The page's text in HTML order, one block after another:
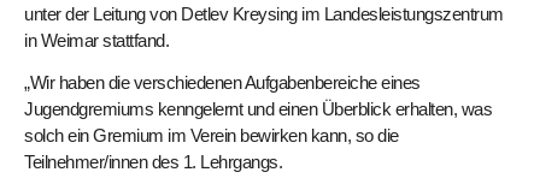
unter der Leitung von Detlev Kreysing im Landesleistungszentrum
in Weimar stattfand.
„Wir haben die verschiedenen Aufgabenbereiche eines
Jugendgremiums kenngelernt und einen Überblick erhalten, was
solch ein Gremium im Verein bewirken kann, so die
Teilnehmer/innen des 1. Lehrgangs.